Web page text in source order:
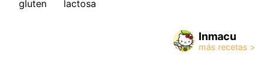
gluten
lactosa
Inmacu